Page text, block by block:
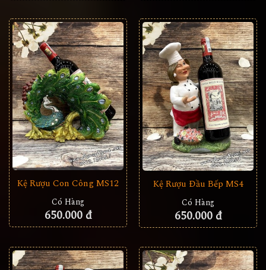
Kệ Rượu Con Công MS12
Có Hàng
650.000 đ
Kệ Rượu Đầu Bếp MS4
Có Hàng
650.000 đ